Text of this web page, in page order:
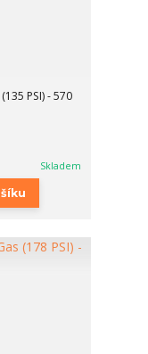
PSI) - 570
Skladem